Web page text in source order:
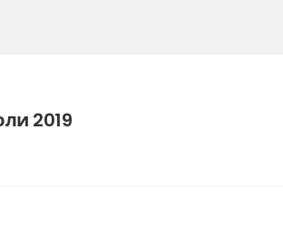
2019